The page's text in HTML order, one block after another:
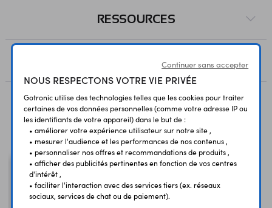
RESSOURCES
Vous avez déja consulté
Continuer sans accepter
NOUS RESPECTONS VOTRE VIE PRIVÉE
Gotronic utilise des technologies telles que les cookies pour traiter
certaines de vos données personnelles (comme votre adresse IP ou
les identifiants de votre appareil) dans le but de :
• améliorer votre expérience utilisateur sur notre site ,
• mesurer l'audience et les performances de nos contenus ,
• personnaliser nos offres et recommandations de produits ,
• afficher des publicités pertinentes en fonction de vos centres
d'intérêt ,
• faciliter l'interaction avec des services tiers (ex. réseaux
sociaux, services de chat ou de paiement).